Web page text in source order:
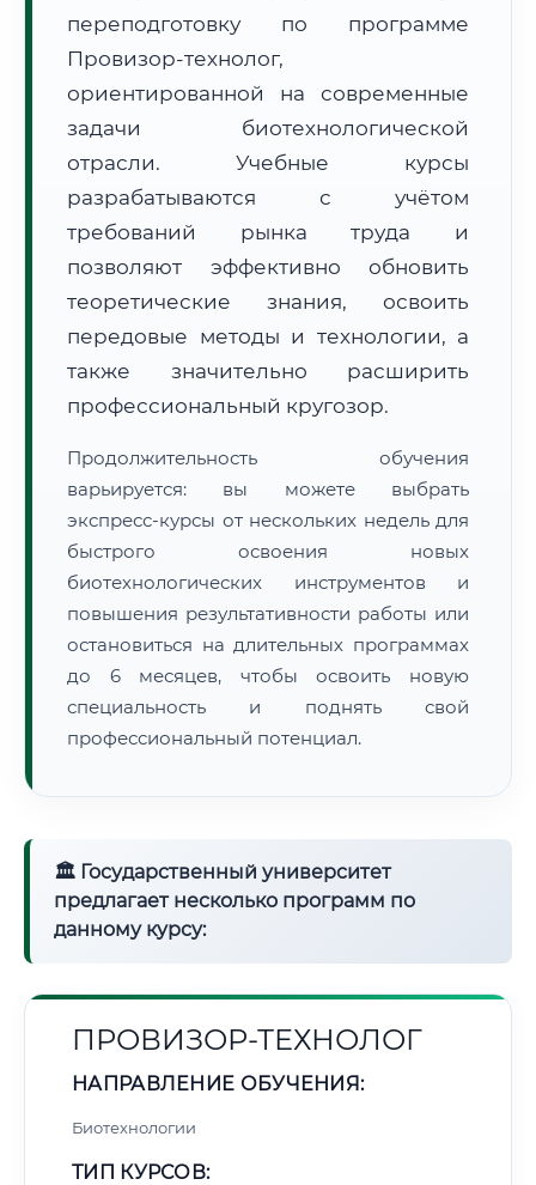
Расчет логистики оригиналов:
• Маршрут транзита:
• Экспресс-доставка СДЭК / Почтой:
4–6 рабочих дней
📜 Документы и аккредитация ФИС ФРДО
🔍Нажмите на документ для увеличения и просмотра
переподготовку по программе
Провизор-технолог,
ориентированной на современные
задачи биотехнологической
отрасли. Учебные курсы
разрабатываются с учётом
требований рынка труда и
позволяют эффективно обновить
теоретические знания, освоить
передовые методы и технологии, а
также значительно расширить
профессиональный кругозор.
Продолжительность обучения
варьируется: вы можете выбрать
экспресс-курсы от нескольких недель для
быстрого освоения новых
биотехнологических инструментов и
повышения результативности работы или
остановиться на длительных программах
до 6 месяцев, чтобы освоить новую
специальность и поднять свой
профессиональный потенциал.
🏛 Государственный университет
предлагает несколько программ по
данному курсу:
ПРОВИЗОР-ТЕХНОЛОГ
НАПРАВЛЕНИЕ ОБУЧЕНИЯ:
Биотехнологии
ТИП КУРСОВ: